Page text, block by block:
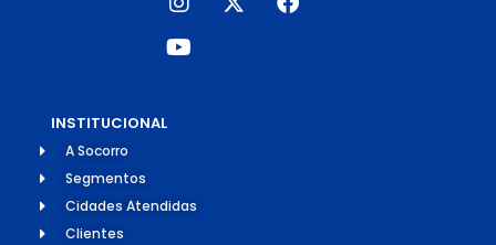
INSTITUCIONAL
A Socorro
Segmentos
Cidades Atendidas
Clientes